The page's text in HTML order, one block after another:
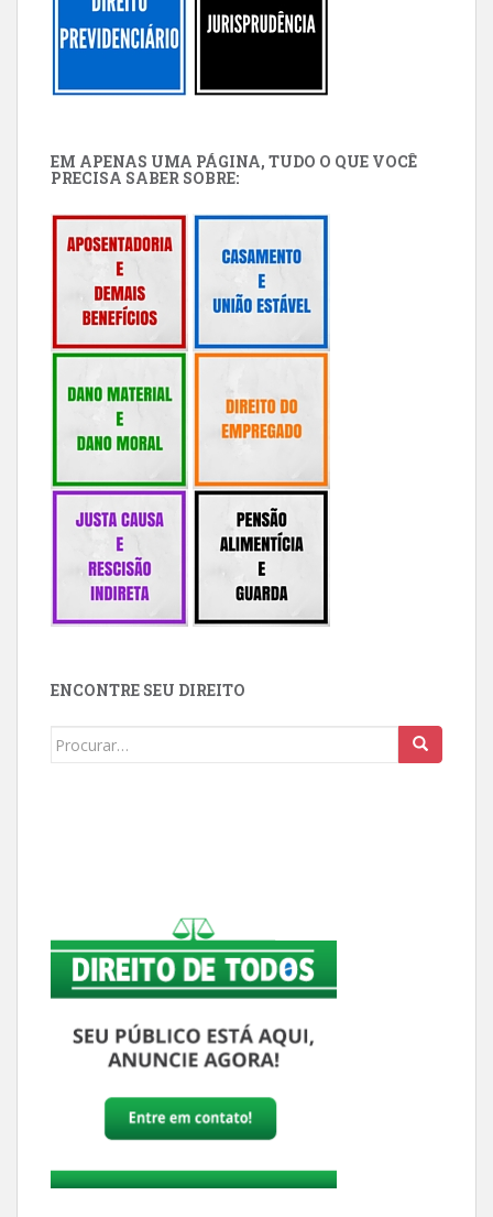
EM APENAS UMA PÁGINA, TUDO O QUE VOCÊ
PRECISA SABER SOBRE:
ENCONTRE SEU DIREITO
Buscar: